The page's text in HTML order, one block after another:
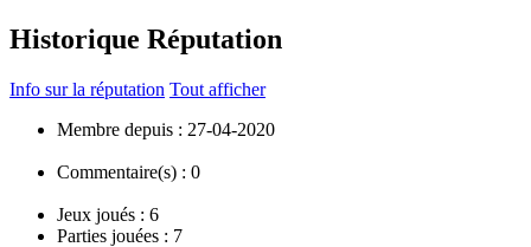
Historique Réputation
Info sur la réputation Tout afficher
Membre depuis : 27-04-2020
Commentaire(s) : 0
Jeux joués : 6
Parties jouées : 7